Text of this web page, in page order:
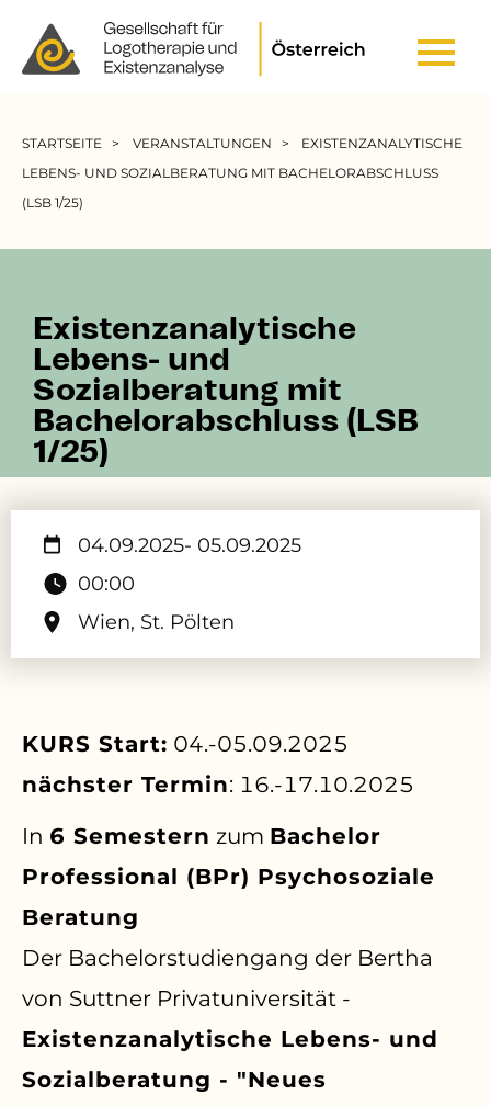
STARTSEITE VERANSTALTUNGEN
EXISTENZANALYTISCHE
LEBENS- UND SOZIALBERATUNG MIT BACHELORABSCHLUSS
(LSB 1/25)
Existenzanalytische
Lebens- und
Sozialberatung mit
Bachelorabschluss (LSB
1/25)
04.09.2025- 05.09.2025
00:00
Wien, St. Pölten
KURS Start: 04.-05.09.2025
nächster Termin: 16.-17.10.2025
In 6 Semestern zum Bachelor
Professional (BPr) Psychosoziale
Beratung
Der Bachelorstudiengang der Bertha
von Suttner Privatuniversität -
Existenzanalytische Lebens- und
Sozialberatung - "Neues